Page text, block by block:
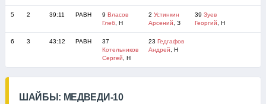
5 2 39:11 РАВН 9 Власов
Глеб, Н
2 Устинкин
Арсений , З
39 Зуев
Георгий , Н
6 3 43:12 РАВН
37
Котельников
Сергей , Н
23 Гедгафов
Андрей , Н
ШАЙБЫ: МЕДВЕДИ-10